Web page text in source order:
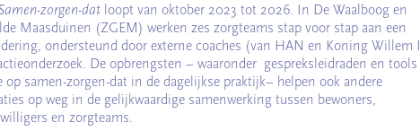
zorgen-datloopt van oktober 2023 tot 2026. In De Waalboog en
Maasduinen (ZGEM) werken zes zorgteams stap voor stap aan een
ondersteund door externe coaches (van HAN en Koning Willem I
De opbrengsten – waaronder gespreksleidraden en tools
op samen-zorgen-dat in de dagelijkse praktijk– helpen ook andere
op weg in de gelijkwaardige samenwerking tussen bewoners,
en zorgteams.